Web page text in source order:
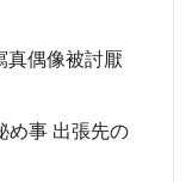
真偶像被討厭
め事 出張先の